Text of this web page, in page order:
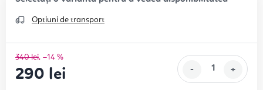
Opțiuni de transport
340 lei –14 %
290 lei